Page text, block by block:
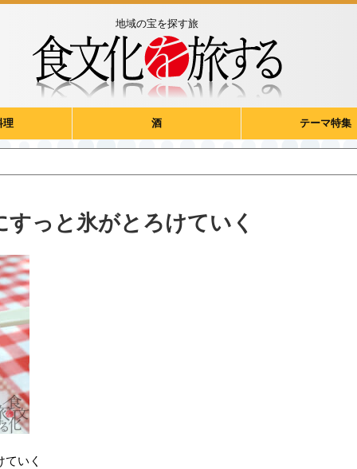
地域の宝を探す旅
理 酒 テーマ特集
すっと氷がとろけていく
いく